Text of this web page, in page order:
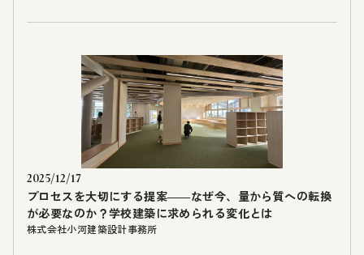
2025/12/17
プロセスを大切にする提案――なぜ今、量から質への転換
が必要なのか？学校建築に求められる変化とは
株式会社小河建築設計事務所